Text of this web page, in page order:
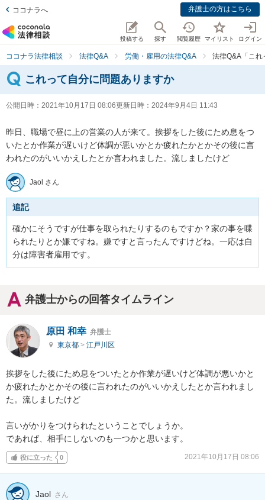
ココナラへ 弁護士の方はこちら
投稿する 探す 閲覧履歴 マイリスト ログイン
ココナラ法律相談 法律Q&A 労働・雇用の法律Q&A 法律Q&A「こ
これって自分に問題ありますか
公開日時： 2021年10月17日 08:06更新日時： 2024年9月4日 11:43
昨日、職場で昼に上の営業の人が来て。挨拶をした後にため息をつ
いたとか作業が遅いけど体調が悪いかとか疲れたかとかその後に言
われたのがいいかえしたとか言われました。流しましたけど
Jaol さん
追記
確かにそうですが仕事を取られたりするのもですか？家の事を喋
られたりとか嫌ですね。嫌ですと言ったんですけどね。一応は自
分は障害者雇用です。
弁護士からの回答タイムライン
原田 和幸 弁護士
東京都 > 江戸川区
挨拶をした後にため息をついたとか作業が遅いけど体調が悪いかと
か疲れたかとかその後に言われたのがいいかえしたとか言われまし
た。流しましたけど
言いがかりをつけられたということでしょうか。
であれば、相手にしないのも一つかと思います。
役に立った 0 2021年10月17日 08:06
Jaol さん